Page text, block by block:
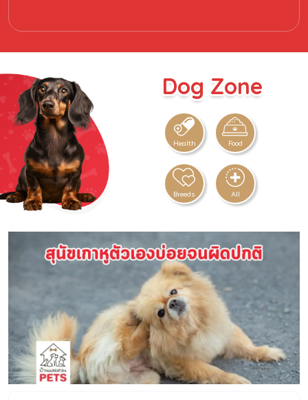
Dog Zone
Health Food
Breeds All